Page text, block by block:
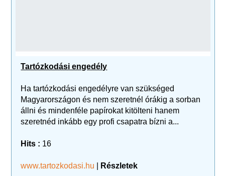
Tartózkodási engedély
Ha tartózkodási engedélyre van szükséged
Magyarországon és nem szeretnél órákig a sorban
állni és mindenféle papírokat kitölteni hanem
szeretnéd inkább egy profi csapatra bízni a...
Hits : 16
www.tartozkodasi.hu Részletek